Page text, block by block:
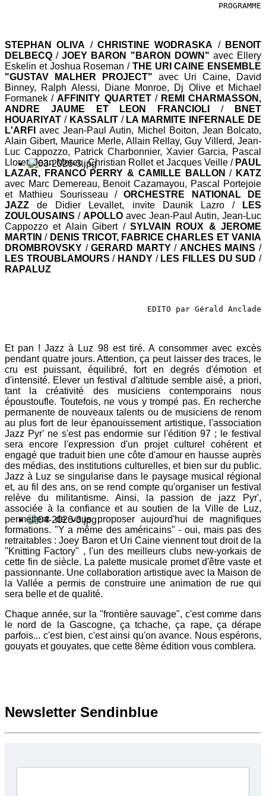
PROGRAMME
STEPHAN OLIVA /CHRISTINE WODRASKA / BENOIT
DELBECQ /JOEY BARON "BARON DOWN" avec Ellery
Eskelin et Joshua Roseman / THE URI CAINE ENSEMBLE
"GUSTAV MALHER PROJECT" avec Uri Caine, David
Binney, Ralph Alessi, Diane Monroe, Dj Olive et Michael
Formanek /AFFINITY QUARTET/ REMI CHARMASSON,
ANDRE JAUME ET LEON FRANCIOLI
/
BNET
HOUARIYAT / KASSALIT/ LA MARMITE INFERNALE DE
L'ARFI avec Jean-Paul Autin, Michel Boiton, Jean Bolcato,
Alain Gibert, Maurice Merle, Allain Rellay, Guy Villerd, Jean-
Luc Cappozzo, Patrick Charbonnier, Xavier Garcia, Pascal
Lloret, Jean Mereu, Christian Rollet et Jacques Veille /PAUL
LAZAR, FRANCO PERRY & CAMILLE BALLON / KATZ
avec Marc Demereau, Benoit Cazamayou, Pascal Portejoie
et Mathieu Sourisseau /ORCHESTRE NATIONAL DE
JAZZ de Didier Levallet, invite Daunik Lazro /
LES
ZOULOUSAINS / APOLLO avec Jean-Paul Autin, Jean-Luc
Cappozzo et Alain Gibert / SYLVAIN ROUX & JEROME
MARTIN / DENIS TRICOT, FABRICE CHARLES ET VANIA
DROMBROVSKY /GERARD MARTY/ ANCHES MAINS /
LES TROUBLAMOURS / HANDY / LES FILLES DU SUD /
RAPALUZ
EDITO par Gérald Anclade
Et pan ! Jazz à Luz 98 est tiré. A consommer avec excès
pendant quatre jours. Attention, ça peut laisser des traces, le
cru est puissant, équilibré, fort en degrés d'émotion et
d'intensité. Elever un festival d'altitude semble aisé, a priori,
tant la créativité des musiciens contemporains nous
époustoufle. Toutefois, ne vous y trompé pas. En recherche
permanente de nouveaux talents ou de musiciens de renom
au plus fort de leur épanouissement artistique, l'association
Jazz Pyr' ne s'est pas endormie sur l'édition 97 ; le festival
sera encore l'expression d'un projet culturel cohérent et
engagé que traduit bien une côte d'amour en hausse auprès
des médias, des institutions culturelles, et bien sur du public.
Jazz à Luz se singularise dans le paysage musical régional
et, au fil des ans, on se rend compte qu'organiser un festival
relève du militantisme. Ainsi, la passion de jazz Pyr',
associée à la confiance et au soutien de la Ville de Luz,
permettent de vous proposer aujourd'hui de magnifiques
formations. "Y a même des américains" - oui, mais pas des
retraitables : Joey Baron et Uri Caine viennent tout droit de la
"Knitting Factory" , l'un des meilleurs clubs new-yorkais de
cette fin de siècle. La palette musicale promet d'être vaste et
passionnante. Une collaboration artistique avec la Maison de
la Vallée a permis de construire une animation de rue qui
sera belle et de qualité.
Chaque année, sur la "frontière sauvage", c'est comme dans
le nord de la Gascogne, ça tchache, ça rape, ça dérape
parfois... c'est bien, c'est ainsi qu'on avance. Nous espérons,
gouyats et gouyates, que cette 8ème édition vous comblera.
Newsletter Sendinblue